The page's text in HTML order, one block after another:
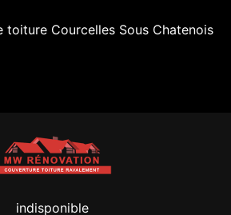
toiture Courcelles Sous Chatenois
indisponible